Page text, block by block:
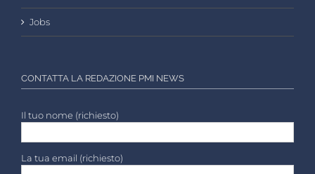
Jobs
CONTATTA LA REDAZIONE PMI NEWS
Il tuo nome (richiesto)
La tua email (richiesto)